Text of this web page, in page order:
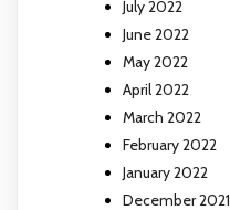
July 2022
June 2022
May 2022
April 2022
March 2022
February 2022
January 2022
December 2021